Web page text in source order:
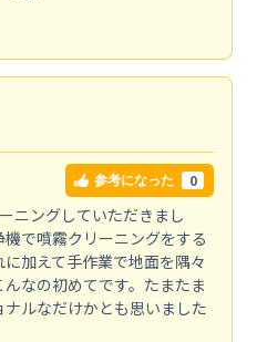
参考になった 0
ニングしていただきまし
で噴霧クリーニングをする
加えて手作業で地面を隅々
なの初めてです。たまたま
ルなだけかとも思いました